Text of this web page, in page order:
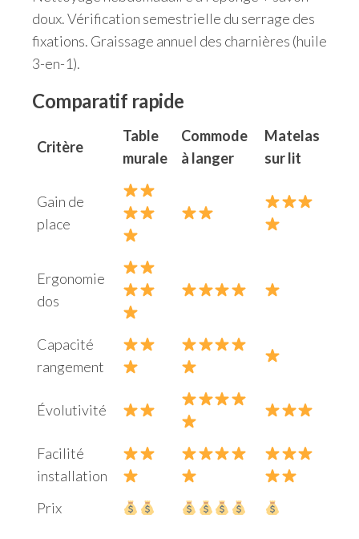
doux. Vérification semestrielle du serrage des
fixations. Graissage annuel des charnières (huile
3-en-1).
Comparatif rapide
Critère
Table
murale
Commode
à langer
Matelas
sur lit
Gain de
place
Ergonomie
dos
Capacité
rangement
Évolutivité
Facilité
installation
Prix